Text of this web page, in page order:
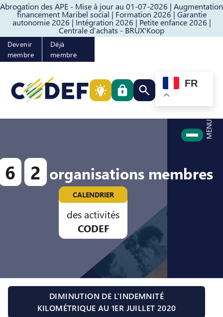
Abrogation des APE - Mise à jour au 01-07-2026 | Augmentation
financement Maribel social | Formation 2026 | Garantie
autonomie 2026 | Intégration 2026 | Petite enfance 2026 |
Centrale d’achats - BRUX'Koop
Passer au contenuPasser au pied de page
Devenir
membre
Déjà
membre
Rechercher quelque
FR
MENU
6 2 organisations membres
CALENDRIER
des activités
CODEF
DIMINUTION DE L’INDEMNITÉ
KILOMÉTRIQUE AU 1ER JUILLET 2020